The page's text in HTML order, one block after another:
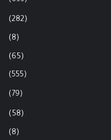
(282)
(8)
(65)
(555)
(79)
(58)
(8)